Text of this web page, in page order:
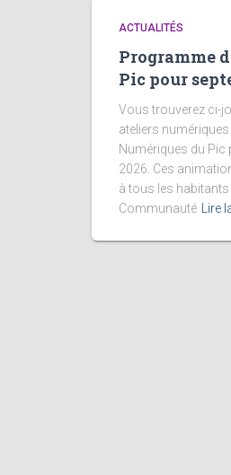
ACTUALITÉS
Programme
Pic pour
Vous trouverez ci-
ateliers
Numériques du Pic
2026. Ces
à tous les
Communauté
Lire